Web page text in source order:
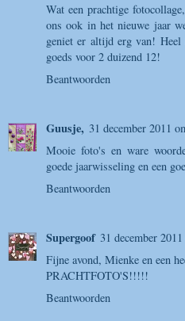
Wat een prachtige
ons ook in het nieuwe jaar
geniet er altijd erg van!
goeds voor 2 duizend 12!
Beantwoorden
Guusje, 31 december 2011
Mooie foto's en ware
goede jaarwisseling en een
Beantwoorden
Supergoof 31 december
Fijne avond, Mienke en een
PRACHTFOTO'S!!!!!
Beantwoorden